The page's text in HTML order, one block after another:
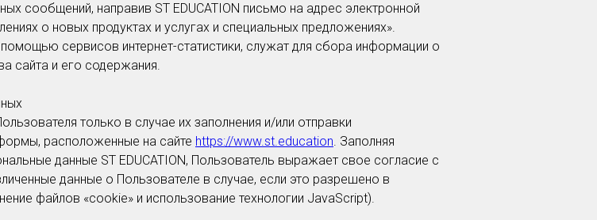
сообщений, направив ST EDUCATION письмо на адрес электронной
о новых продуктах и услугах и специальных предложениях».
сервисов интернет-статистики, служат для сбора информации о
сайта и его содержания.
только в случае их заполнения и/или отправки
расположенные на сайте https://www.st.education. Заполняя
данные ST EDUCATION, Пользователь выражает свое согласие с
данные о Пользователе в случае, если это разрешено в
файлов «cookie» и использование технологии JavaScript).